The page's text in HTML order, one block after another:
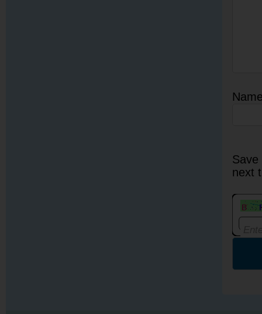
next